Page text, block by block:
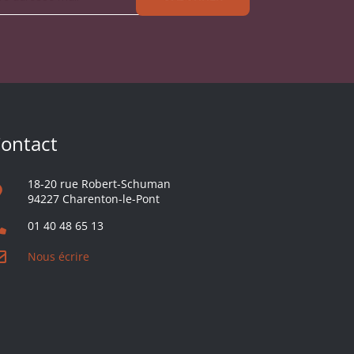
18-20 rue Robert-Schuman
94227 Charenton-le-Pont
01 40 48 65 13
Nous écrire